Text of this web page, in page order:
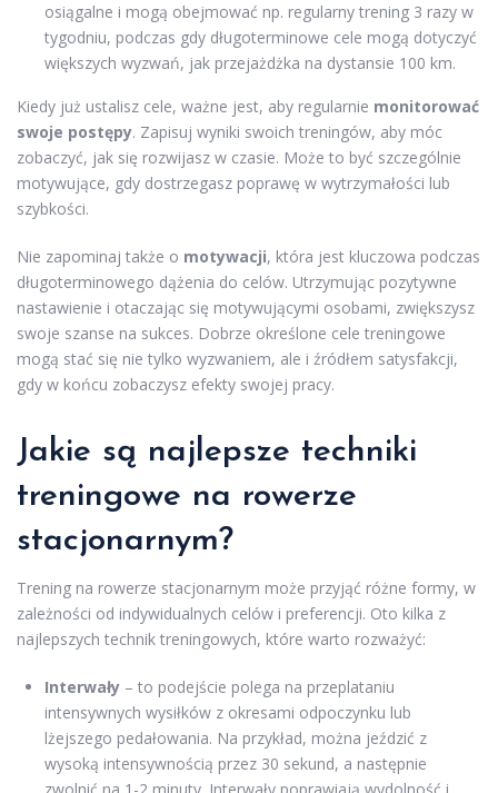
osiągalne i mogą obejmować np. regularny trening 3 razy w
tygodniu, podczas gdy długoterminowe cele mogą dotyczyć
większych wyzwań, jak przejażdżka na dystansie 100 km.
Kiedy już ustalisz cele, ważne jest, aby regularnie monitorować
swoje postępy. Zapisuj wyniki swoich treningów, aby móc
zobaczyć, jak się rozwijasz w czasie. Może to być szczególnie
motywujące, gdy dostrzegasz poprawę w wytrzymałości lub
szybkości.
Nie zapominaj także o motywacji, która jest kluczowa podczas
długoterminowego dążenia do celów. Utrzymując pozytywne
nastawienie i otaczając się motywującymi osobami, zwiększysz
swoje szanse na sukces. Dobrze określone cele treningowe
mogą stać się nie tylko wyzwaniem, ale i źródłem satysfakcji,
gdy w końcu zobaczysz efekty swojej pracy.
Jakie są najlepsze techniki
treningowe na rowerze
stacjonarnym?
Trening na rowerze stacjonarnym może przyjąć różne formy, w
zależności od indywidualnych celów i preferencji. Oto kilka z
najlepszych technik treningowych, które warto rozważyć:
Interwały – to podejście polega na przeplataniu
intensywnych wysiłków z okresami odpoczynku lub
lżejszego pedałowania. Na przykład, można jeździć z
wysoką intensywnością przez 30 sekund, a następnie